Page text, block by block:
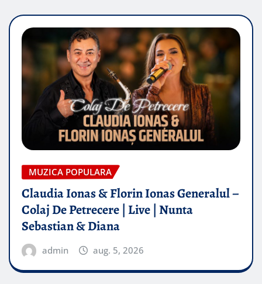
MUZICA POPULARA
Claudia Ionas & Florin Ionas Generalul –
Colaj De Petrecere | Live | Nunta
Sebastian & Diana
admin aug. 5, 2026